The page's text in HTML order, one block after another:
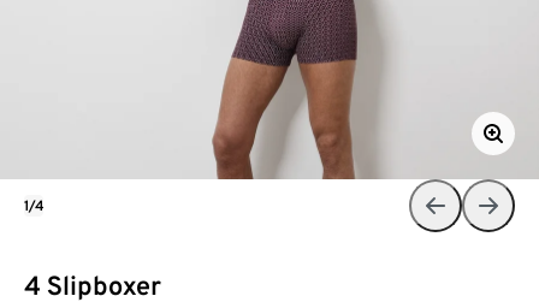
4 Slipboxer
1/4